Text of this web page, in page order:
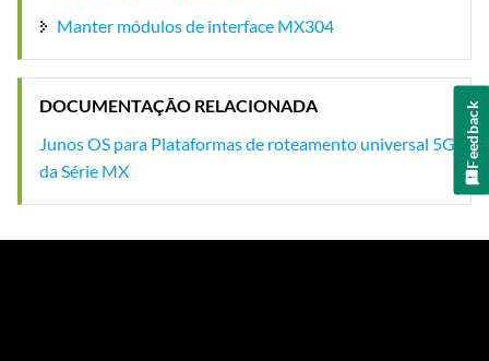
Manter módulos de interface MX304
DOCUMENTAÇÃO RELACIONADA
Junos OS para Plataformas de roteamento universal 5G
da Série MX
Feedback